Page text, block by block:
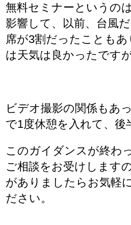
無料セミナーというの
影響して、以前、台風
席が3割だったことも
は天気は良かったです
ビデオ撮影の関係もあ
で1度休憩を入れて、後
このガイダンスが終わ
ご相談をお受けします
がありましたらお気軽
ださい。